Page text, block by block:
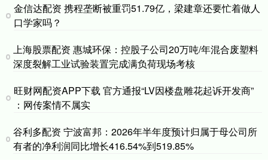
金信达配资 携程垄断被重罚51.79亿，梁建章还要忙着做人
口学家吗？
上海股票配资 惠城环保：控股子公司20万吨/年混合废塑料
深度裂解工业试验装置完成满负荷现场考核
旺财网配资APP下载 官方通报“LV因楼盘雕花起诉开发商”
：网传案情不属实
谷利多配资 宁波富邦：2026年半年度预计归属于母公司所
有者的净利润同比增长416.54%到519.85%